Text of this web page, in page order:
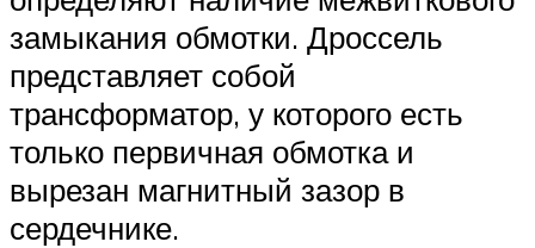
замыкания обмотки. Дроссель
представляет собой
трансформатор, у которого есть
только первичная обмотка и
вырезан магнитный зазор в
сердечнике.